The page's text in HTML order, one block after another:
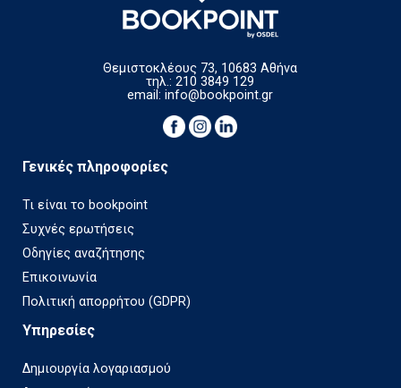
Θεμιστοκλέους 73, 10683 Αθήνα
τηλ.: 210 3849 129
email:info@bookpoint.gr
Γενικές πληροφορίες
Τι είναι το bookpoint
Συχνές ερωτήσεις
Οδηγίες αναζήτησης
Επικοινωνία
Πολιτική απορρήτου (GDPR)
Υπηρεσίες
Δημιουργία λογαριασμού